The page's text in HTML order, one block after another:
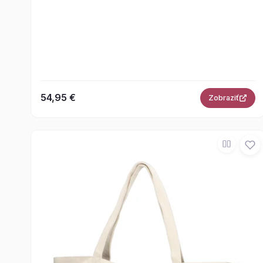
54,95 € Zobraziť